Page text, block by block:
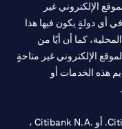
الإلكتروني غير
دولةٍ يكون فيها هذا
كما أن أيًا من
الإلكتروني غير متاحةٍ
هذه الخدمات أو
سيتي بنك هي علامة خدمة لشركة Citigroup Inc. أو .Citibank N.A ،